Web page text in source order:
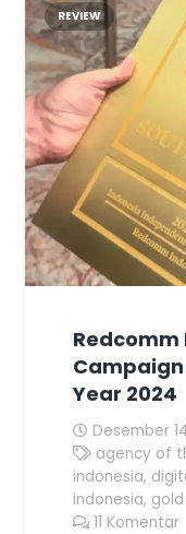
REVIEW
Redcomm
Campaign
Year 2024
Desember
agency of
indonesia,
indonesia,
11 Komentar